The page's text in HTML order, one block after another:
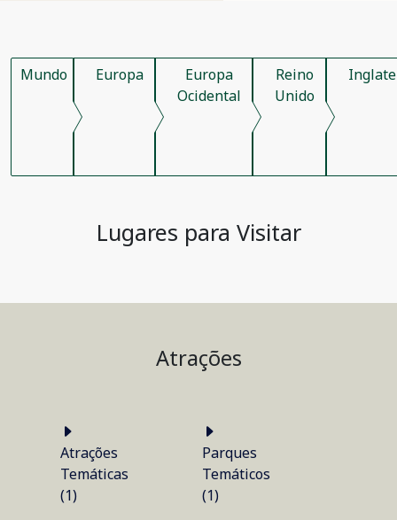
Mundo Europa
Europa
Ocidental
Reino
Unido
Lugares para Visitar
Atrações
Atrações
Temáticas
(1)
Parques
Temáticos
(1)